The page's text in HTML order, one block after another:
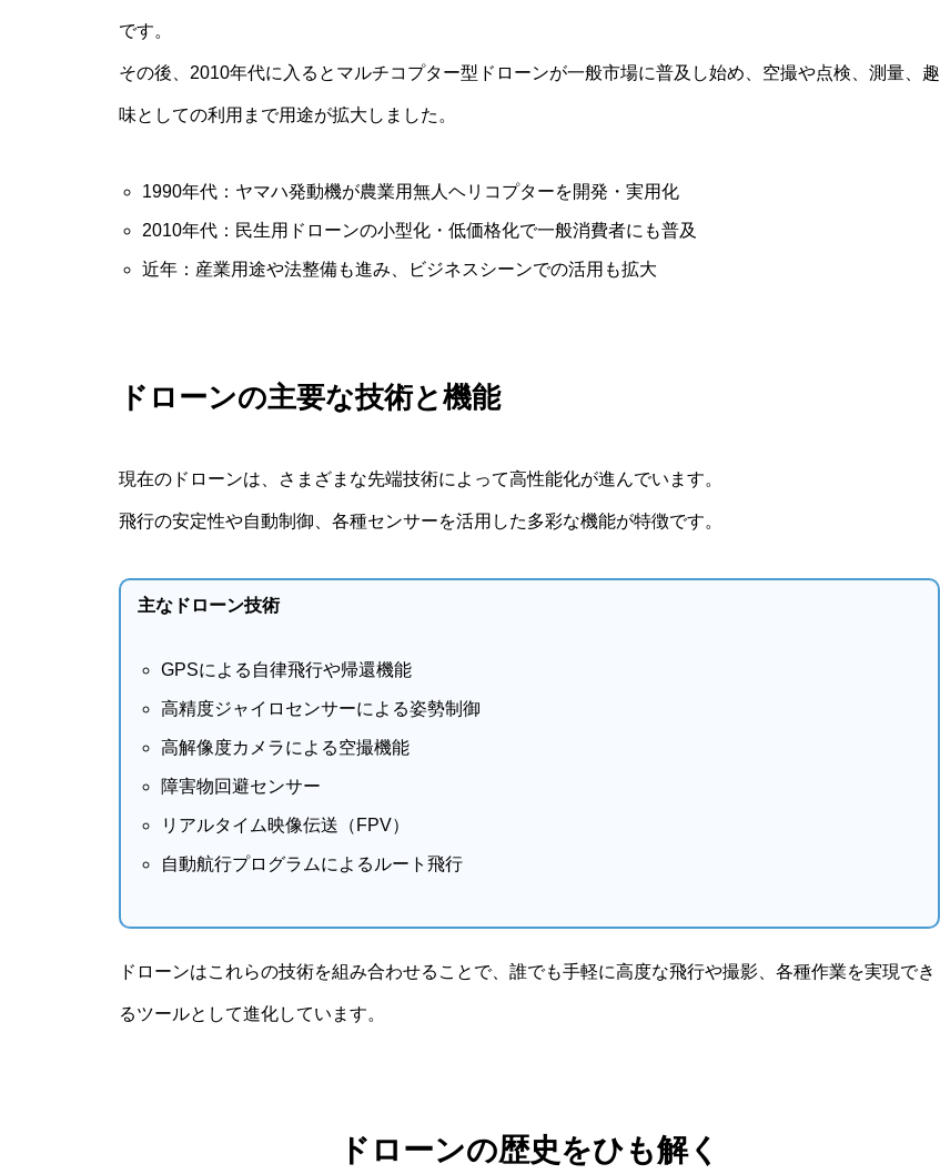
です。
その後、2010年代に入るとマルチコプター型ドローンが一般市場に普及し始め、空撮や点検、測量、趣
味としての利用まで用途が拡大しました。
1990年代：ヤマハ発動機が農業用無人ヘリコプターを開発・実用化
2010年代：民生用ドローンの小型化・低価格化で一般消費者にも普及
近年：産業用途や法整備も進み、ビジネスシーンでの活用も拡大
ドローンの主要な技術と機能
現在のドローンは、さまざまな先端技術によって高性能化が進んでいます。
飛行の安定性や自動制御、各種センサーを活用した多彩な機能が特徴です。
主なドローン技術
GPSによる自律飛行や帰還機能
高精度ジャイロセンサーによる姿勢制御
高解像度カメラによる空撮機能
障害物回避センサー
リアルタイム映像伝送（FPV）
自動航行プログラムによるルート飛行
ドローンはこれらの技術を組み合わせることで、誰でも手軽に高度な飛行や撮影、各種作業を実現でき
るツールとして進化しています。
ドローンの歴史をひも解く